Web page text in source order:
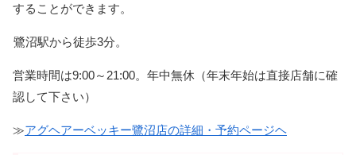
することができます。
鷺沼駅から徒歩3分。
営業時間は9:00～21:00。年中無休（年末年始は直接店舗に確
認して下さい）
≫アグヘアーベッキー鷺沼店の詳細・予約ページヘ